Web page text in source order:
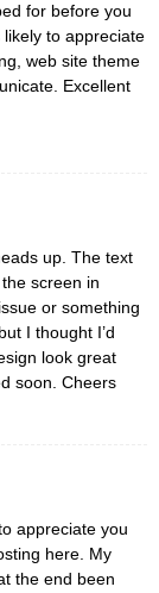
for before you
to appreciate
web site theme
Excellent
up. The text
screen in
or something
I thought I’d
look great
soon. Cheers
appreciate you
here. My
the end been